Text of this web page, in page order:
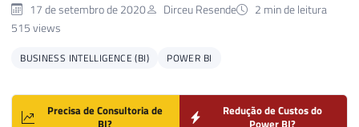
17 de setembro de 2020 Dirceu Resende
2 min de leitura
515 views
BUSINESS INTELLIGENCE (BI) POWER BI
Precisa de Consultoria de
Redução de Custos do